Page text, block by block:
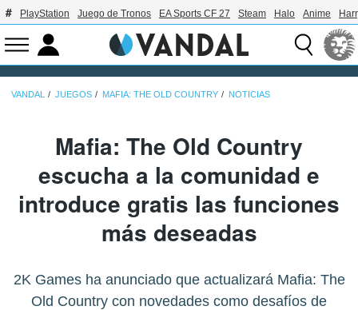
PlayStation Juego de Tronos EA Sports CF 27 Steam Halo Anime
VANDAL JUEGOS MAFIA: THE OLD COUNTRY NOTICIAS
Mafia: The Old Country
escucha a la comunidad e
introduce gratis las funciones
más deseadas
2K Games ha anunciado que actualizará Mafia: The
Old Country con novedades como desafíos de